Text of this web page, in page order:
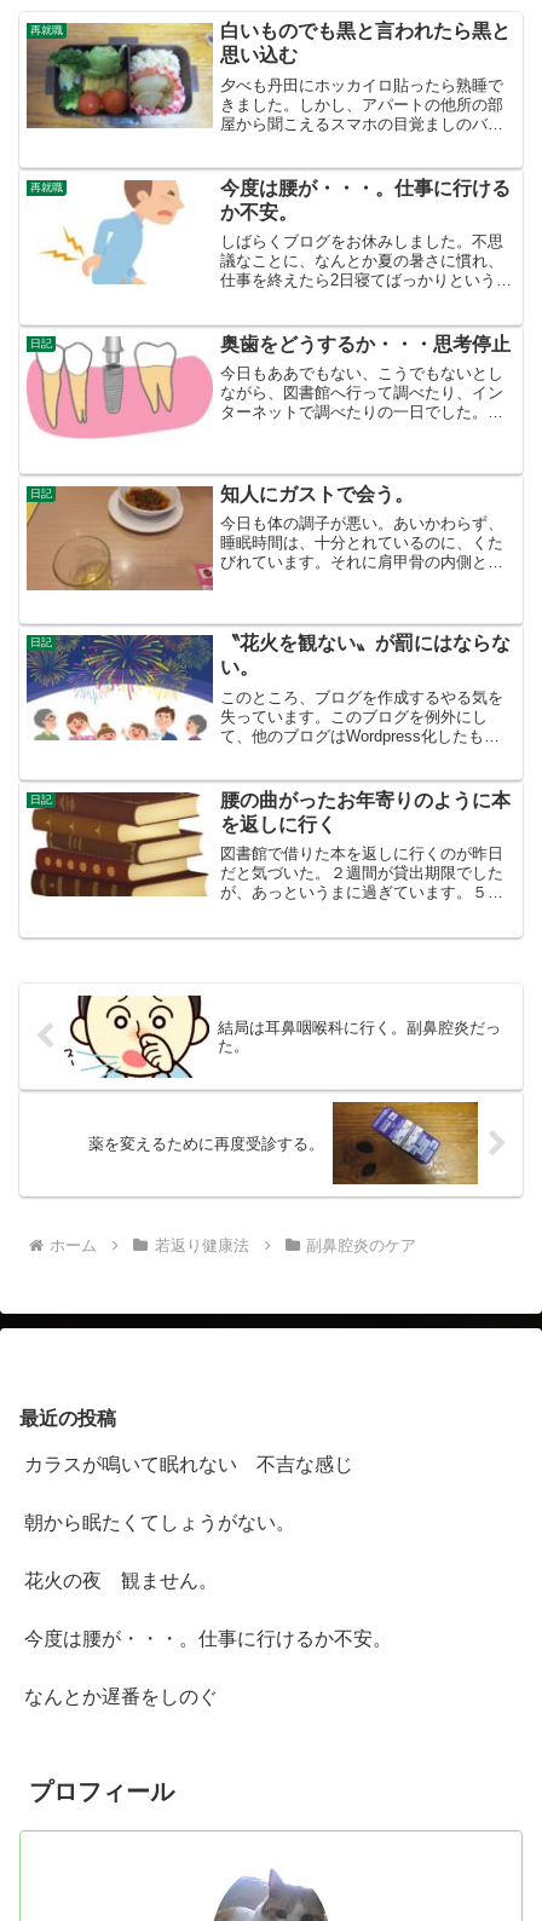
再就職
白いものでも黒と言われたら黒と
思い込む
夕べも丹田にホッカイロ貼ったら熟睡で
きました。しかし、アパートの他所の部
屋から聞こえるスマホの目覚ましのバイ
朝起きれるということです。そういう初
歩的なことが心配です。さ...
再就職
今度は腰が・・・。仕事に行ける
か不安。
しばらくブログをお休みしました。不思
議なことに、なんとか夏の暑さに慣れ、
仕事を終えたら2日寝てばっかりというこ
た。そのブログの記事は、【7月の誕生石
スフェーン】の神話...
日記 奥歯をどうするか・・・思考停止
今日もああでもない、こうでもないとし
ながら、図書館へ行って調べたり、イン
ターネットで調べたりの一日でした。そ
追いやっている、右奥歯２本のインプラ
ント問題です。インプラン...
日記 知人にガストで会う。
今日も体の調子が悪い。あいかわらず、
睡眠時間は、十分とれているのに、くた
びれています。それに肩甲骨の内側と首
るいは昨日スポーツ施設で、プルダウン
というのを一生懸命やった...
日記
〝花火を観ない〟が罰にはならな
い。
このところ、ブログを作成するやる気を
失っています。このブログを例外にし
て、他のブログはWordpress化したもの
コンゲームに逃避しています。ゲームも
時間を決めて楽しめ...
日記
腰の曲がったお年寄りのように本
を返しに行く
図書館で借りた本を返しに行くのが昨日
だと気づいた。２週間が貸出期限でした
が、あっというまに過ぎています。５冊
結局は耳鼻咽喉科に行く。副鼻腔炎だっ
た。
薬を変えるために再度受診する。
ホーム 若返り健康法 副鼻腔炎のケア
最近の投稿
カラスが鳴いて眠れない 不吉な感じ
朝から眠たくてしょうがない。
花火の夜 観ません。
今度は腰が・・・。仕事に行けるか不安。
なんとか遅番をしのぐ
プロフィール